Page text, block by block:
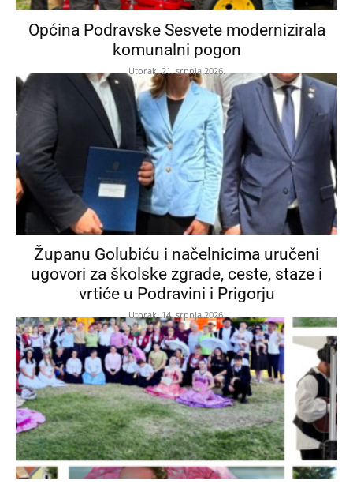
Općina Podravske Sesvete modernizirala
komunalni pogon
Utorak, 21. srpnja 2026.
Županu Golubiću i načelnicima uručeni
ugovori za školske zgrade, ceste, staze i
vrtiće u Podravini i Prigorju
Utorak, 14. srpnja 2026.